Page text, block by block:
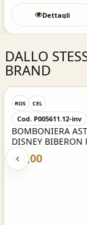
Dettagli
DALLO
BRAND
ROS CEL
Cod. P005611.12-inv
BOMBONIERA
DISNEY BIBERON
€ 1,00